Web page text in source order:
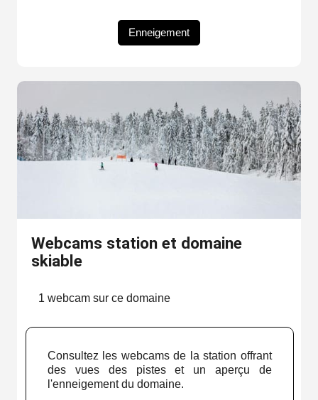
Enneigement
Webcams station et domaine
skiable
1 webcam sur ce domaine
Consultez les webcams de la station offrant
des vues des pistes et un aperçu de
l'enneigement du domaine.